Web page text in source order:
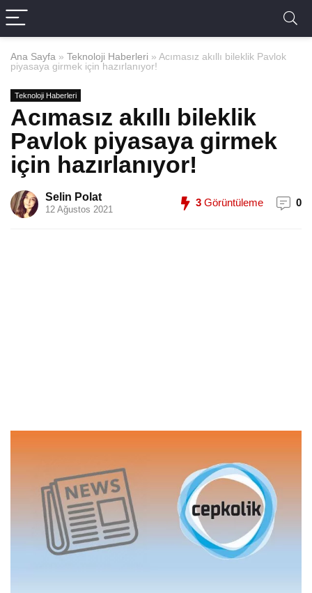
Ana Sayfa » Teknoloji Haberleri » Acımasız akıllı bileklik Pavlok
piyasaya girmek için hazırlanıyor!
Teknoloji Haberleri
Acımasız akıllı bileklik
Pavlok piyasaya girmek
için hazırlanıyor!
Selin Polat
12 Ağustos 2021
3 Görüntüleme 0